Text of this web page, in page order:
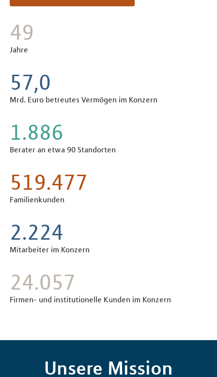
55
Jahre
65,2
Mrd. Euro betreutes Vermögen im Konzern
2.160
Berater an etwa 90 Standorten
597.100
Familienkunden
2.539
Mitarbeiter im Konzern
27.400
Firmen- und institutionelle Kunden im Konzern
Unsere Mission